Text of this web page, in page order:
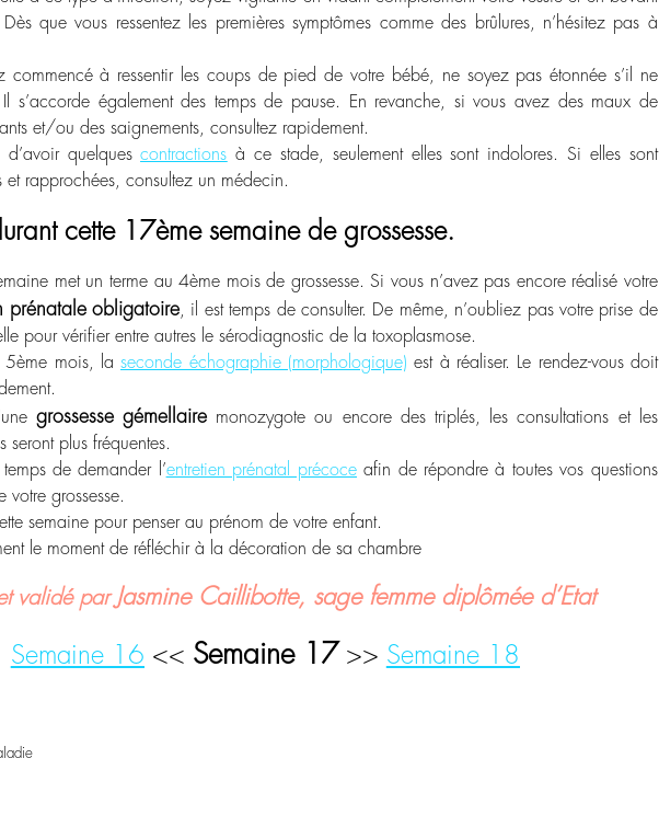
que vous ressentez les premières symptômes comme des brûlures, n’hésitez pas à
commencé à ressentir les coups de pied de votre bébé, ne soyez pas étonnée s’il ne
s’accorde également des temps de pause. En revanche, si vous avez des maux de
et/ou des saignements, consultez rapidement.
d’avoir quelquescontractions à ce stade, seulement elles sont indolores. Si elles sont
et rapprochées, consultez un médecin.
cette 17ème semaine de grossesse.
met un terme au 4ème mois de grossesse. Si vous n’avez pas encore réalisé votre
prénatale obligatoire , il est temps de consulter. De même, n’oubliez pas votre prise de
pour vérifier entre autres le sérodiagnostic de la toxoplasmose.
5ème mois, laseconde échographie (morphologique) est à réaliser. Le rendez-vous doit
grossesse gémellaire monozygote ou encore des triplés, les consultations et les
seront plus fréquentes.
temps de demander l’entretien prénatal précoceafin de répondre à toutes vos questions
votre grossesse.
semaine pour penser au prénom de votre enfant.
le moment de réfléchir à la décoration de sa chambre
validé par Jasmine Caillibotte, sage femme diplômée d’Etat
Semaine 16 << Semaine 17 >> Semaine 18